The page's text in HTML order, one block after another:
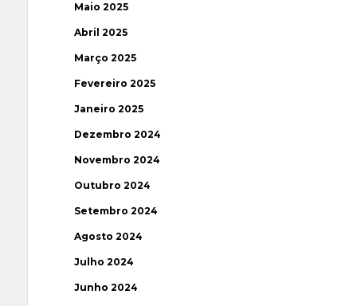
Maio 2025
Abril 2025
Março 2025
Fevereiro 2025
Janeiro 2025
Dezembro 2024
Novembro 2024
Outubro 2024
Setembro 2024
Agosto 2024
Julho 2024
Junho 2024